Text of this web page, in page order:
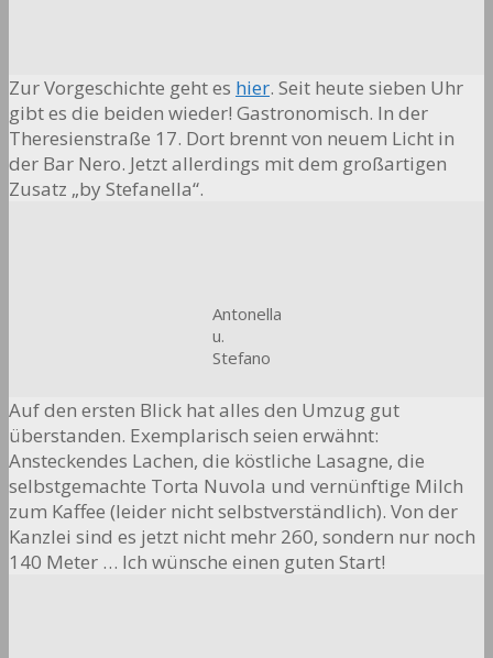
Zur Vorgeschichte geht es hier. Seit heute sieben Uhr
gibt es die beiden wieder! Gastronomisch. In der
Theresienstraße 17. Dort brennt von neuem Licht in
der Bar Nero. Jetzt allerdings mit dem großartigen
Zusatz „by Stefanella“.
Antonella
u.
Stefano
Auf den ersten Blick hat alles den Umzug gut
überstanden. Exemplarisch seien erwähnt:
Ansteckendes Lachen, die köstliche Lasagne, die
selbstgemachte Torta Nuvola und vernünftige Milch
zum Kaffee (leider nicht selbstverständlich). Von der
Kanzlei sind es jetzt nicht mehr 260, sondern nur noch
140 Meter … Ich wünsche einen guten Start!